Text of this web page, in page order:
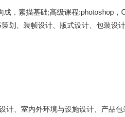
成，素描基础;高级课程:photoshop
划、装帧设计、版式设计、包装设计
计、室内外环境与设施设计、产品